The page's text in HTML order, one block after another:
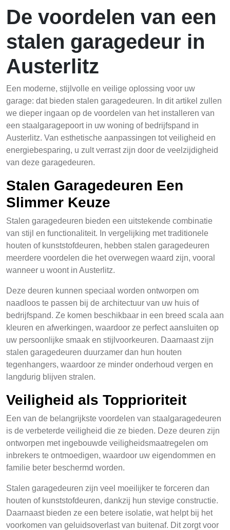
De voordelen van een
stalen garagedeur in
Austerlitz
Een moderne, stijlvolle en veilige oplossing voor uw
garage: dat bieden stalen garagedeuren. In dit artikel zullen
we dieper ingaan op de voordelen van het installeren van
een staalgaragepoort in uw woning of bedrijfspand in
Austerlitz. Van esthetische aanpassingen tot veiligheid en
energiebesparing, u zult verrast zijn door de veelzijdigheid
van deze garagedeuren.
Stalen Garagedeuren Een
Slimmer Keuze
Stalen garagedeuren bieden een uitstekende combinatie
van stijl en functionaliteit. In vergelijking met traditionele
houten of kunststofdeuren, hebben stalen garagedeuren
meerdere voordelen die het overwegen waard zijn, vooral
wanneer u woont in Austerlitz.
Deze deuren kunnen speciaal worden ontworpen om
naadloos te passen bij de architectuur van uw huis of
bedrijfspand. Ze komen beschikbaar in een breed scala aan
kleuren en afwerkingen, waardoor ze perfect aansluiten op
uw persoonlijke smaak en stijlvoorkeuren. Daarnaast zijn
stalen garagedeuren duurzamer dan hun houten
tegenhangers, waardoor ze minder onderhoud vergen en
langdurig blijven stralen.
Veiligheid als Topprioriteit
Een van de belangrijkste voordelen van staalgaragedeuren
is de verbeterde veiligheid die ze bieden. Deze deuren zijn
ontworpen met ingebouwde veiligheidsmaatregelen om
inbrekers te ontmoedigen, waardoor uw eigendommen en
familie beter beschermd worden.
Stalen garagedeuren zijn veel moeilijker te forceren dan
houten of kunststofdeuren, dankzij hun stevige constructie.
Daarnaast bieden ze een betere isolatie, wat helpt bij het
voorkomen van geluidsoverlast van buitenaf. Dit zorgt voor